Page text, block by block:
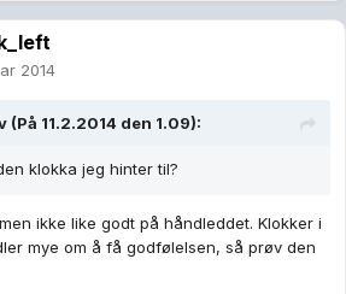
2014
(På 11.2.2014 den 1.09):
klokka jeg hinter til?
ikke like godt på håndleddet. Klokker i
mye om å få godfølelsen, så prøv den